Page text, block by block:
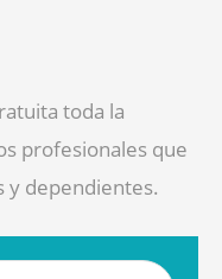
toda la
profesionales que
y dependientes.